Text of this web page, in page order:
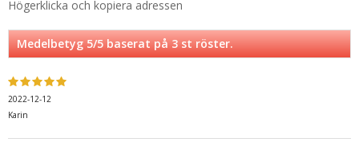
Högerklicka och kopiera adressen
Medelbetyg5/5 baserat på3st röster.
2022-12-12
Karin